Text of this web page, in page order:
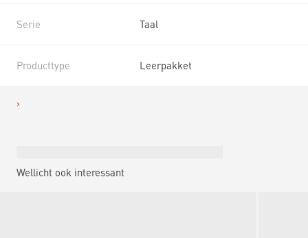
Serie Taal
Producttype Leerpakket
Wellicht ook interessant